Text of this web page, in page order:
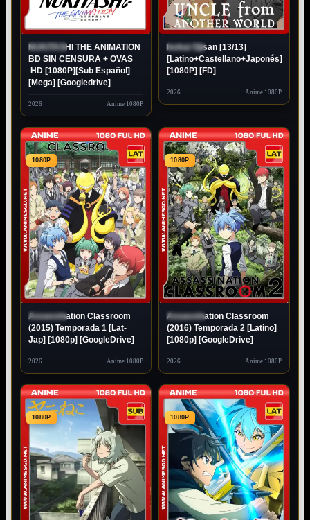
NUKITASHI THE ANIMATION
BD SIN CENSURA + OVAS
HD [1080P][Sub Español]
[Mega] [Googledrive]
2026 Anime 1080P
ESTRENO
Isekai Ojisan [13/13]
[Latino+Castellano+Japonés]
[1080P] [FD]
2026 Anime 1080P
ESTRENO
1080P
Assassination Classroom
(2015) Temporada 1 [Lat-
Jap] [1080p] [GoogleDrive]
2026 Anime 1080P
ESTRENO
1080P
Assassination Classroom
(2016) Temporada 2 [Latino]
[1080p] [GoogleDrive]
2026 Anime 1080P
1080P 1080P